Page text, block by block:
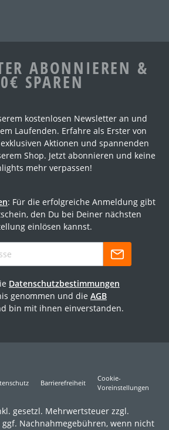
ABONNIEREN &
SPAREN
kostenlosen Newsletter an und
Laufenden. Erfahre als Erster von
Aktionen und spannenden
Shop. Jetzt abonnieren und keine
mehr verpassen!
: Für die erfolgreiche Anmeldung gibt
den Du bei Deiner nächsten
einlösen kannst.
Datenschutzbestimmungen
genommen und die AGB
bin mit ihnen einverstanden.
Barrierefreiheit
Cookie-
Voreinstellungen
gesetzl. Mehrwertsteuer zzgl.
ggf. Nachnahmegebühren, wenn nicht